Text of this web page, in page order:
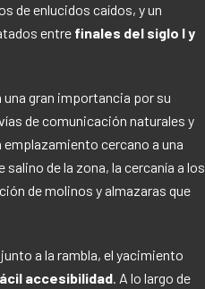
de enlucidos caídos, y un
entre finales del siglo I y
una gran importancia por su
de comunicación naturales y
cercano a una
de la zona, la cercanía a los
de molinos y almazaras que
a la rambla, el yacimiento
accesibilidad. A lo largo de